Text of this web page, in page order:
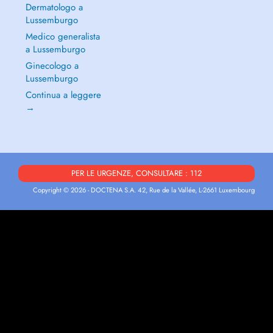
Dermatologo a
Lussemburgo
Medico generalista
a Lussemburgo
Ginecologo a
Lussemburgo
Continua a leggere
→
PER LE URGENZE, CONSULTARE : 112
Copyright © 2026 - DOCTENA S.A. 42, Rue de la Vallée, L-2661 Luxembourg